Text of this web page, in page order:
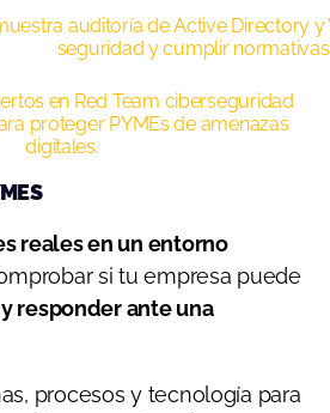
reales en un entorno
si tu empresa puede
responder ante una
procesos y tecnología para